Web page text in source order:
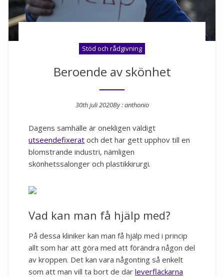
Stöd och rådgivning
Beroende av skönhet
30th juli 2020By :anthonio
Dagens samhälle är onekligen väldigt
utseendefixerat och det har gett upphov till en
blomstrande industri, nämligen
skönhetssalonger och plastikkirurgi.
Vad kan man få hjälp med?
På dessa kliniker kan man få hjälp med i princip
allt som har att göra med att förändra någon del
av kroppen. Det kan vara någonting så enkelt
som att man vill ta bort de där leverfläckarna